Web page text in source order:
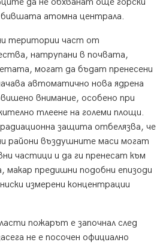
атомна централа.
територии част от
натрупани в почвата,
могат да бъдат пренесени
автоматично нова ядрена
внимание, особено при
тлеене на големи площи.
защита отбелязва, че
райони въздушните маси могат
частици и да ги пренесат към
макар предишни подобни епизоди
измерени концентрации
пожарът е започнал след
не е посочен официално